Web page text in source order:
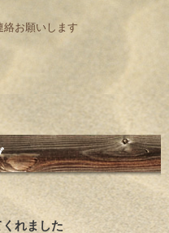
絡お願いします
れました